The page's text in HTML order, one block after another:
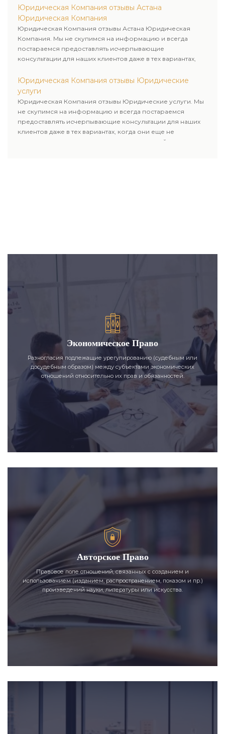
Юридическая Компания отзывы Астана
Юридическая Компания
Юридическая Компания отзывы Астана Юридическая
Компания. Мы не скупимся на информацию и всегда
постараемся предоставлять исчерпывающие
консультации для наших клиентов даже в тех вариантах,
нашей компании.
Юридическая Компания отзывы Юридические
услуги
Юридическая Компания отзывы Юридические услуги. Мы
не скупимся на информацию и всегда постараемся
предоставлять исчерпывающие консультации для наших
клиентов даже в тех вариантах, когда они еще не
пользовались юридическими услугами нашей компании.
Экономическое Право
Разногласия подлежащие урегулированию (судебным или
досудебным образом) между субъектами экономических
отношений относительно их прав и обязанностей.
Авторское Право
Правовое поле отношений, связанных с созданием и
использованием (изданием, распространением, показом и пр.)
произведений науки, литературы или искусства.